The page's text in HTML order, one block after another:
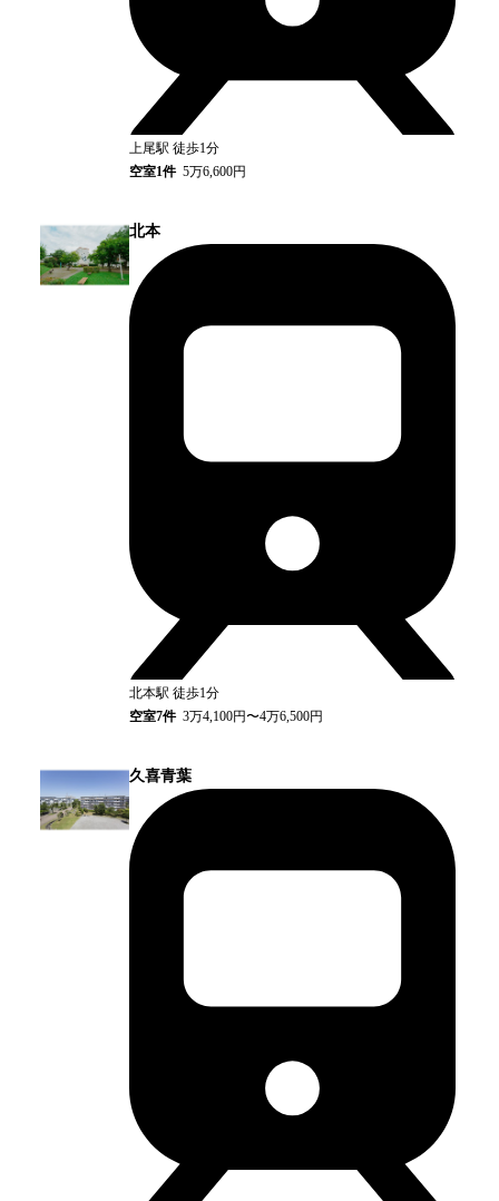
上尾駅 徒歩1分
空室1件 5万6,600円
北本
北本駅 徒歩1分
空室7件 3万4,100円〜4万6,500円
久喜青葉